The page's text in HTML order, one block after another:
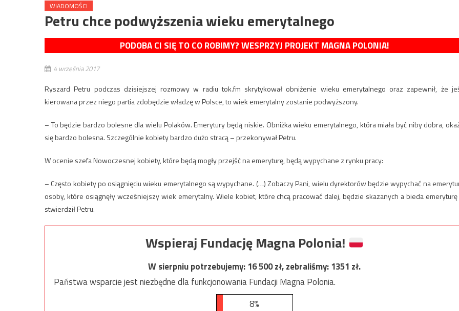
WIADOMOŚCI
Petru chce podwyższenia wieku emerytalnego
PODOBA CI SIĘ TO CO ROBIMY? WESPRZYJ PROJEKT MAGNA POLONIA!
4 września 2017
Ryszard Petru podczas dzisiejszej rozmowy w radiu tok.fm skrytykował obniżenie wieku emerytalnego oraz zapewnił, że
kierowana przez niego partia zdobędzie władzę w Polsce, to wiek emerytalny zostanie podwyższony.
– To będzie bardzo bolesne dla wielu Polaków. Emerytury będą niskie. Obniżka wieku emerytalnego, która miała być niby dobra,
się bardzo bolesna. Szczególnie kobiety bardzo dużo stracą – przekonywał Petru.
W ocenie szefa Nowoczesnej kobiety, które będą mogły przejść na emeryturę, będą wypychane z rynku pracy:
– Często kobiety po osiągnięciu wieku emerytalnego są wypychane. (…) Zobaczy Pani, wielu dyrektorów będzie wypychać na
osoby, które osiągnęły wcześniejszy wiek emerytalny. Wiele kobiet, które chcą pracować dalej, będzie skazanych a bieda
stwierdził Petru.
Wspieraj Fundację Magna Polonia!
W sierpniu potrzebujemy:16 500zł, zebraliśmy:1351 zł.
Państwa wsparcie jest niezbędne dla funkcjonowania Fundacji Magna Polonia.
8%